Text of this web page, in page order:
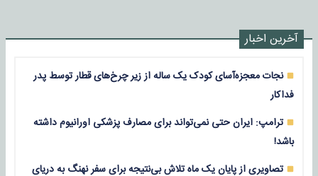
آخرین اخبار
نجات معجزه‌آسای کودک یک ساله از زیر چرخ‌های قطار توسط پدر
فداکار
ترامپ: ایران حتی نمی‌تواند برای مصارف پزشکی اورانیوم داشته
باشد!
تصاویری از پایان یک ماه تلاش بی‌نتیجه برای سفر نهنگ به دریای